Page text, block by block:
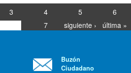
3 4 5
6
7
siguiente › última »
Buzón
Ciudadano